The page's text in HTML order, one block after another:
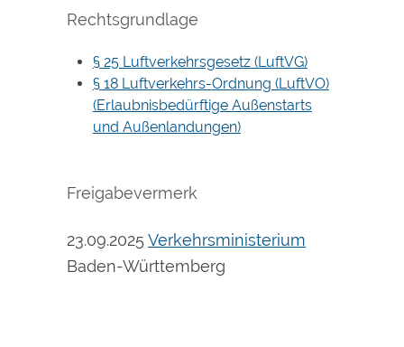
Rechtsgrundlage
§ 25 Luftverkehrsgesetz (LuftVG)
§ 18 Luftverkehrs-Ordnung (LuftVO)
(Erlaubnisbedürftige Außenstarts
und Außenlandungen)
Freigabevermerk
23.09.2025Verkehrsministerium
Baden-Württemberg